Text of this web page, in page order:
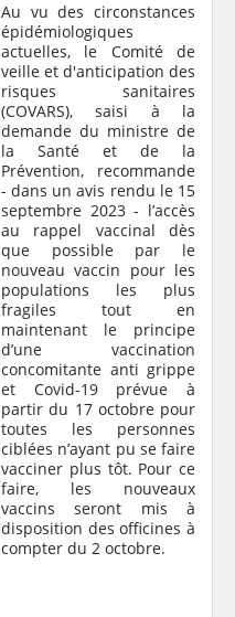
Au vu des circonstances
épidémiologiques
actuelles, le Comité de
veille et d'anticipation des
risques sanitaires
(COVARS), saisi à la
demande du ministre de
la Santé et de la
Prévention, recommande
- dans un avis rendu le 15
septembre 2023 - l’accès
au rappel vaccinal dès
que possible par le
nouveau vaccin pour les
populations les plus
fragiles tout en
maintenant le principe
d’une vaccination
concomitante anti grippe
et Covid-19 prévue à
partir du 17 octobre pour
toutes les personnes
ciblées n’ayant pu se faire
vacciner plus tôt. Pour ce
faire, les nouveaux
vaccins seront mis à
disposition des officines à
compter du 2 octobre.